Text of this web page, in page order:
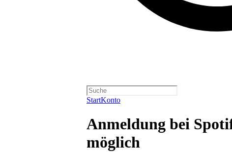
StartKonto
Anmeldung bei
möglich